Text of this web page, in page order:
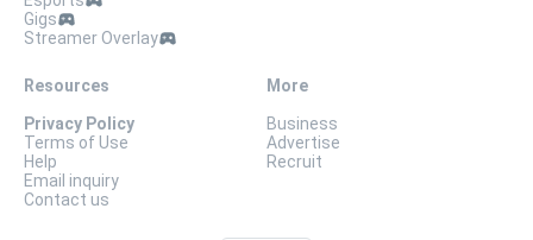
Gigs
Streamer Overlay
Resources
Privacy Policy
Terms of Use
Help
Email inquiry
Contact us
More
Business
Advertise
Recruit